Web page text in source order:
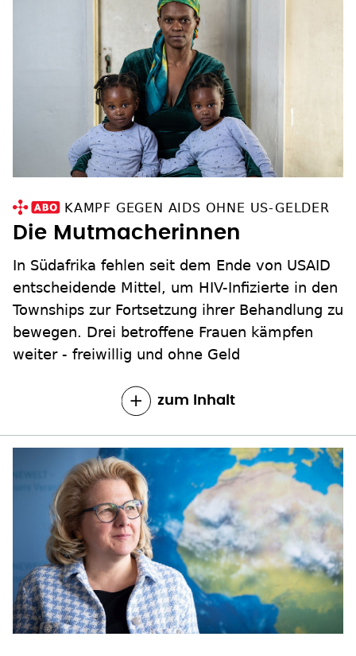
KAMPF GEGEN AIDS OHNE US-GELDER
Die Mutmacherinnen
In Südafrika fehlen seit dem Ende von USAID
entscheidende Mittel, um HIV-Infizierte in den
Townships zur Fortsetzung ihrer Behandlung zu
bewegen. Drei betroffene Frauen kämpfen
weiter - freiwillig und ohne Geld
zum Inhalt